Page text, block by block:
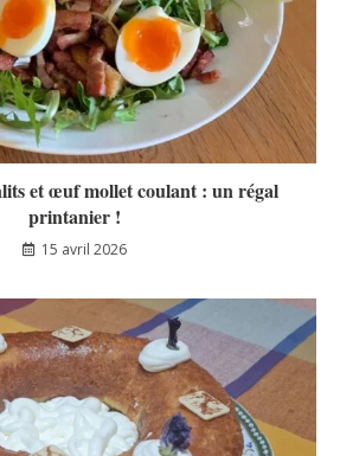
et œuf mollet coulant : un régal
printanier !
15 avril 2026